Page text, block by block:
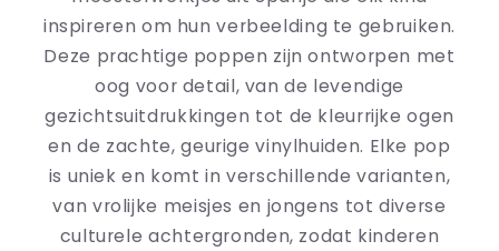
inspireren om hun verbeelding te gebruiken.
Deze prachtige poppen zijn ontworpen met
oog voor detail, van de levendige
gezichtsuitdrukkingen tot de kleurrijke ogen
en de zachte, geurige vinylhuiden. Elke pop
is uniek en komt in verschillende varianten,
van vrolijke meisjes en jongens tot diverse
culturele achtergronden, zodat kinderen